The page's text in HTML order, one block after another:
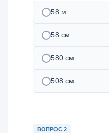
58 м
58 см
580 см
508 см
ВОПРОС 2